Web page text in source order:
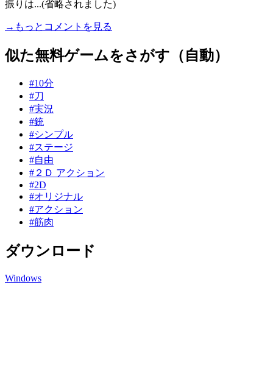
振りは...(省略されました)
→もっとコメントを見る
似た無料ゲームをさがす（自動）
#10分
#刀
#実況
#銃
#シンプル
#ステージ
#自由
#２Ｄ アクション
#2D
#オリジナル
#アクション
#筋肉
ダウンロード
Windows